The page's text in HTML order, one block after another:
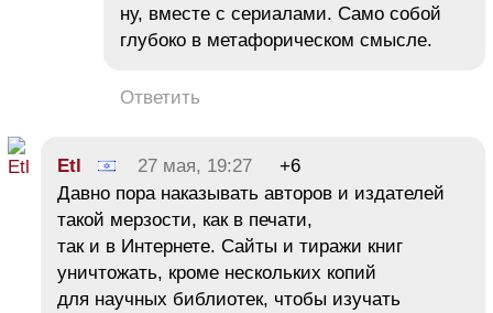
ну, вместе с сериалами. Само собой
глубоко в метафорическом смысле.
Ответить
Etl 27 мая, 19:27
+6
Давно пора наказывать авторов и издателей
такой мерзости, как в печати,
так и в Интернете. Сайты и тиражи книг
уничтожать, кроме нескольких копий
для научных библиотек, чтобы изучать